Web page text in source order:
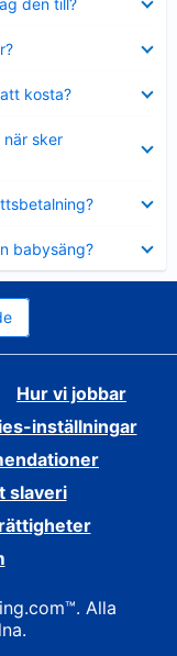
den till?
kosta?
sker
babysäng?
Hur vi jobbar
inställningar
slaveri
Alla